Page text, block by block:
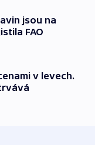
jsou na
FAO
v levech.